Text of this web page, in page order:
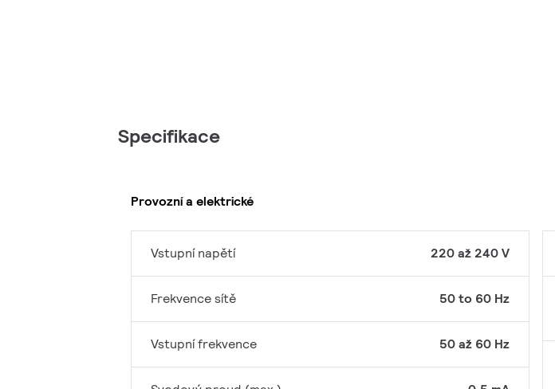
Specifikace
Provozní a elektrické
Vstupní napětí 220 až 240 V
Frekvence sítě 50 to 60 Hz
Vstupní frekvence 50 až 60 Hz